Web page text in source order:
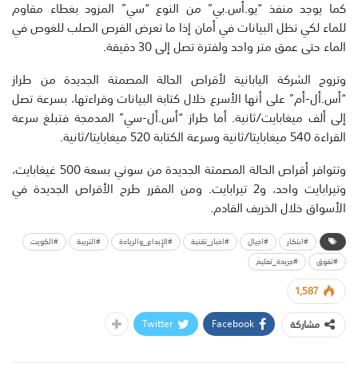
كما يوجد منفذ “يو.أس.بي” من النوع “سي” المزود بغطاء مقاوم
للماء لكي تظل البيانات في أمان إذا ما تعرض القرص الصلب للغوص في
الماء حتى عمق متر واحد ولفترة تصل إلى 30 دقيقة.
وتروج الشركة اليابانية لأقراص الحالة المصمتة الجديدة من طراز
“أس.أل-أم” على أنها الأسرع خلال كتابة البيانات وقراءتها، بسرعة تصل
إلى ألف ميغابايت/ثانية. أما طراز “أس.أل-سي” المدمجة فتبلغ سرعة
القراءة 540 ميغابايتا/ثانية وسرعة الكتابة 520 ميغابايتا/ثانية.
وتتوافر أقراص الحالة المصمتة الجديدة من سوني بسعة 500 غيغابايت،
وتيرابايت واحد، و2 تيرابايت. ومن المقرر طرح الأقراص الجديدة في
الأسواق خلال الخريف القادم.
#ابتكار #اجيال #اخبار_تقنية #الإبداع_والريادة #التربية
#الكويت
#تفوق
#جريدة_تعليم
1,587
مشاركة
Facebook
Twitter